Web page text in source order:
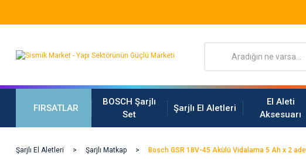
FIRSATLAR
BOSCH Şarjlı
Set
Şarjlı El Aletleri
El Aleti
Aksesuarı
Şarjlı El Aletleri Şarjlı Matkap Bosch GSR 18V-45 Akülü Vidalama 5 Ah x 2